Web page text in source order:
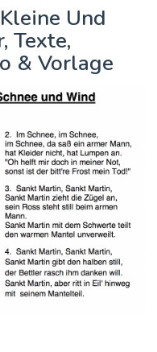
Und
Texte,
& Vorlage